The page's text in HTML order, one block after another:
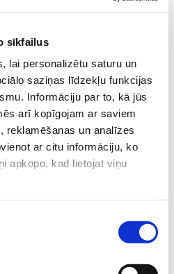
sīkfailus
lai personalizētu saturu un
saziņas līdzekļu funkcijas
Informāciju par to, kā jūs
arī kopīgojam ar saviem
reklamēšanas un analīzes
ar citu informāciju, ko
apkopo, kad lietojat viņu
kā sanāca, bet centāmies!
2016, 21:54
MK! (1)